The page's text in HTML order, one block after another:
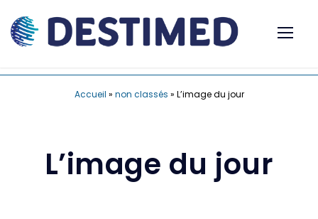
Accueil » non classés » L’image du jour
L’image du jour